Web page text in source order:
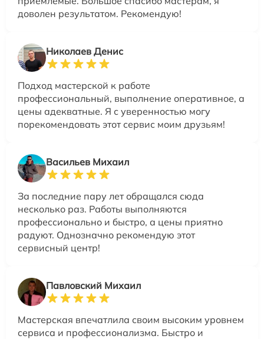
доволен результатом. Рекомендую!
Николаев Денис
Подход мастерской к работе
профессиональный, выполнение оперативное, а
цены адекватные. Я с уверенностью могу
порекомендовать этот сервис моим друзьям!
Васильев Михаил
За последние пару лет обращался сюда
несколько раз. Работы выполняются
профессионально и быстро, а цены приятно
радуют. Однозначно рекомендую этот
сервисный центр!
Павловский Михаил
Мастерская впечатлила своим высоким уровнем
сервиса и профессионализма. Быстро и